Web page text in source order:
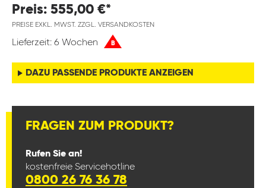
Preis: 555,00 €*
PREISE EXKL. MWST. ZZGL. VERSANDKOSTEN
Lieferzeit: 6 Wochen B
DAZU PASSENDE PRODUKTE ANZEIGEN
FRAGEN ZUM PRODUKT?
Rufen Sie an!
kostenfreie Servicehotline
0800 26 76 36 78